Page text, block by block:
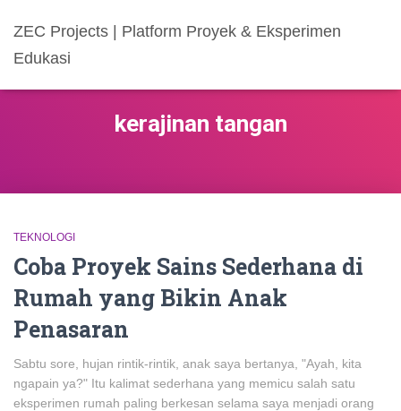
ZEC Projects | Platform Proyek & Eksperimen
Edukasi
kerajinan tangan
TEKNOLOGI
Coba Proyek Sains Sederhana di
Rumah yang Bikin Anak
Penasaran
Sabtu sore, hujan rintik-rintik, anak saya bertanya, "Ayah, kita
ngapain ya?" Itu kalimat sederhana yang memicu salah satu
eksperimen rumah paling berkesan selama saya menjadi orang